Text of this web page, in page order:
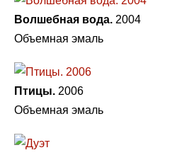
Волшебная вода. 2004
Объемная эмаль
Птицы. 2006
Объемная эмаль